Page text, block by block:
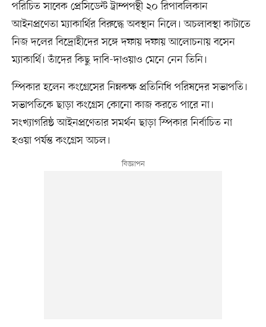
পরিচিত সাবেক প্রেসিডেন্ট ট্রাম্পপন্থী ২০ রিপাবলিকান
আইনপ্রণেতা ম্যাকার্থির বিরুদ্ধে অবস্থান নিলে। অচলাবস্থা কাটাতে
নিজ দলের বিদ্রোহীদের সঙ্গে দফায় দফায় আলোচনায় বসেন
ম্যাকার্থি। তাঁদের কিছু দাবি-দাওয়াও মেনে নেন তিনি।
স্পিকার হলেন কংগ্রেসের নিম্নকক্ষ প্রতিনিধি পরিষদের সভাপতি।
সভাপতিকে ছাড়া কংগ্রেস কোনো কাজ করতে পারে না।
সংখ্যাগরিষ্ঠ আইনপ্রণেতার সমর্থন ছাড়া স্পিকার নির্বাচিত না
হওয়া পর্যন্ত কংগ্রেস অচল।